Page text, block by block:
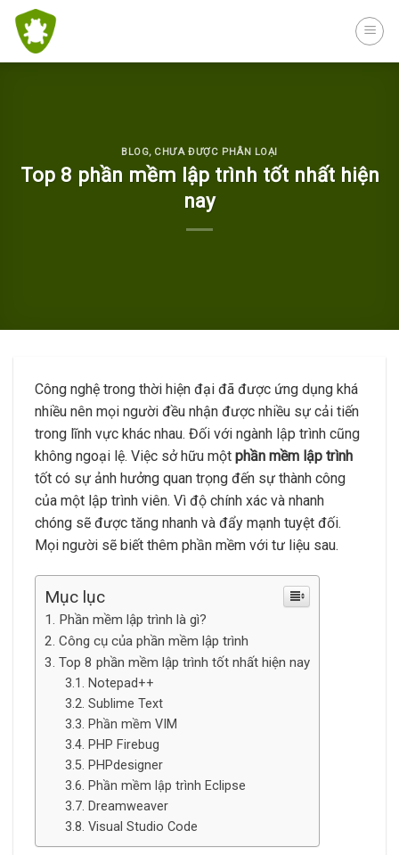
Skip
content
BLOG, CHƯA ĐƯỢC PHÂN LOẠI
Top 8 phần mềm lập trình tốt nhất hiện
nay
Công nghệ trong thời hiện đại đã được ứng dụng khá
nhiều nên mọi người đều nhận được nhiều sự cải tiến
trong lĩnh vực khác nhau. Đối với ngành lập trình cũng
không ngoại lệ. Việc sở hữu một phần mềm lập trình
tốt có sự ảnh hưởng quan trọng đến sự thành công
của một lập trình viên. Vì độ chính xác và nhanh
chóng sẽ được tăng nhanh và đẩy mạnh tuyệt đối.
Mọi người sẽ biết thêm phần mềm với tư liệu sau.
Mục lục
Phần mềm lập trình là gì?
Công cụ của phần mềm lập trình
Top 8 phần mềm lập trình tốt nhất hiện nay
Notepad++
Sublime Text
Phần mềm VIM
PHP Firebug
PHPdesigner
Phần mềm lập trình Eclipse
Dreamweaver
Visual Studio Code